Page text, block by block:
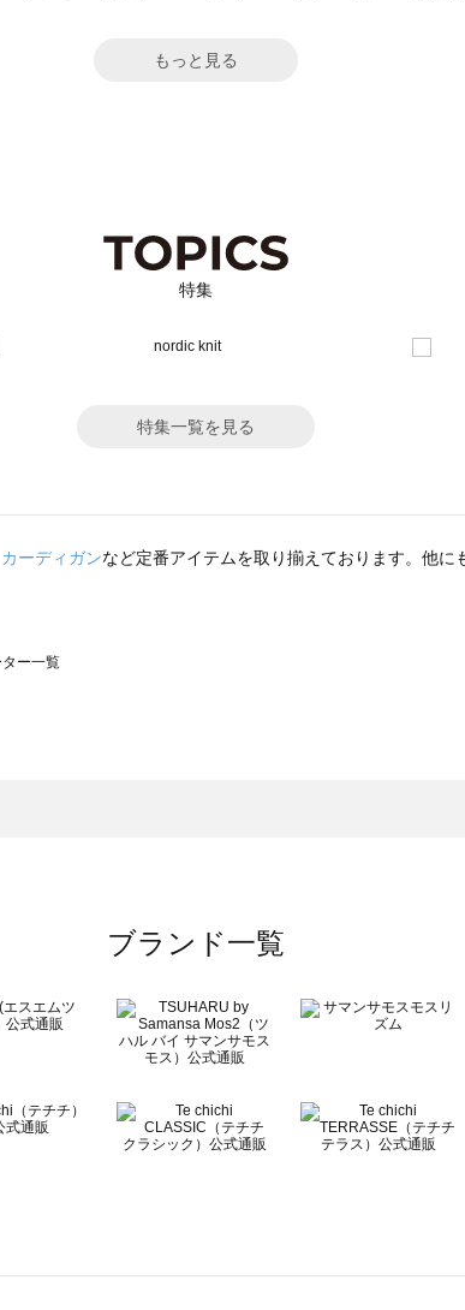
もっと見る
特集
特集一覧を見る
カーディガンなど定番アイテムを取り揃えております。他に
ー一覧
・セーター一覧
ー一覧
ブランド一覧